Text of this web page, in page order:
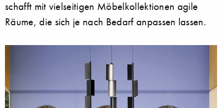
schafft mit vielseitigen Möbelkollektionen agile
Räume, die sich je nach Bedarf anpassen lassen.